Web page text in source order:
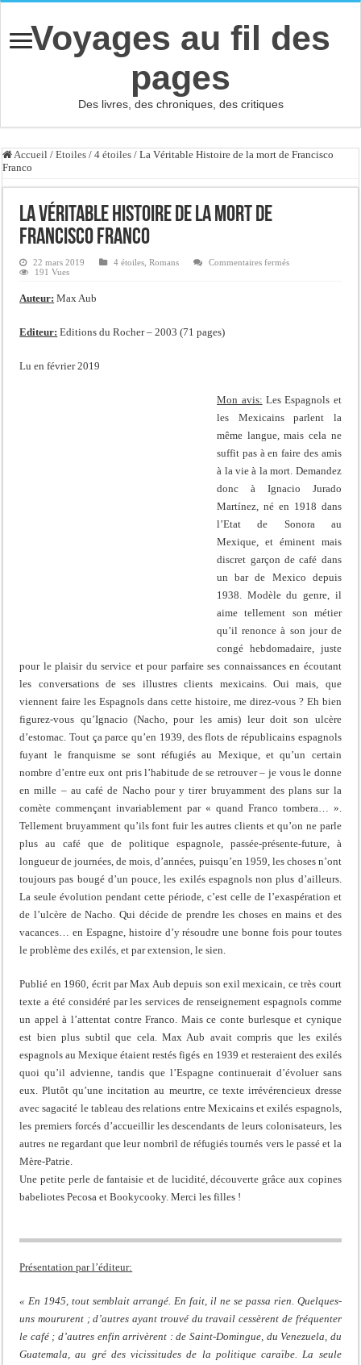
Voyages au fil des
pages
Des livres, des chroniques, des critiques
Accueil / Etoiles / 4 étoiles / La Véritable Histoire de la mort de Francisco
Franco
La Véritable Histoire de la mort de
Francisco Franco
22 mars 2019 4 étoiles ,Romans Commentaires ferméssur
191 Vues
Auteur: Max Aub
Editeur: Editions du Rocher – 2003 (71 pages)
Lu en février 2019
Mon avis: Les Espagnols et
les Mexicains parlent la
même langue, mais cela ne
suffit pas à en faire des amis
à la vie à la mort. Demandez
donc à Ignacio Jurado
Martínez, né en 1918 dans
l’Etat de Sonora au
Mexique, et éminent mais
discret garçon de café dans
un bar de Mexico depuis
1938. Modèle du genre, il
aime tellement son métier
qu’il renonce à son jour de
congé hebdomadaire, juste
pour le plaisir du service et pour parfaire ses connaissances en écoutant
les conversations de ses illustres clients mexicains. Oui mais, que
viennent faire les Espagnols dans cette histoire, me direz-vous ? Eh bien
figurez-vous qu’Ignacio (Nacho, pour les amis) leur doit son ulcère
d’estomac. Tout ça parce qu’en 1939, des flots de républicains espagnols
fuyant le franquisme se sont réfugiés au Mexique, et qu’un certain
nombre d’entre eux ont pris l’habitude de se retrouver – je vous le donne
en mille – au café de Nacho pour y tirer bruyamment des plans sur la
comète commençant invariablement par « quand Franco tombera… ».
Tellement bruyamment qu’ils font fuir les autres clients et qu’on ne parle
plus au café que de politique espagnole, passée-présente-future, à
longueur de journées, de mois, d’années, puisqu’en 1959, les choses n’ont
toujours pas bougé d’un pouce, les exilés espagnols non plus d’ailleurs.
La seule évolution pendant cette période, c’est celle de l’exaspération et
de l’ulcère de Nacho. Qui décide de prendre les choses en mains et des
vacances… en Espagne, histoire d’y résoudre une bonne fois pour toutes
le problème des exilés, et par extension, le sien.
Publié en 1960, écrit par Max Aub depuis son exil mexicain, ce très court
texte a été considéré par les services de renseignement espagnols comme
un appel à l’attentat contre Franco. Mais ce conte burlesque et cynique
est bien plus subtil que cela. Max Aub avait compris que les exilés
espagnols au Mexique étaient restés figés en 1939 et resteraient des exilés
quoi qu’il advienne, tandis que l’Espagne continuerait d’évoluer sans
eux. Plutôt qu’une incitation au meurtre, ce texte irrévérencieux dresse
avec sagacité le tableau des relations entre Mexicains et exilés espagnols,
les premiers forcés d’accueillir les descendants de leurs colonisateurs, les
autres ne regardant que leur nombril de réfugiés tournés vers le passé et la
Mère-Patrie.
Une petite perle de fantaisie et de lucidité, découverte grâce aux copines
babeliotes Pecosa et Bookycooky. Merci les filles !
Présentation par l’éditeur:
« En 1945, tout semblait arrangé. En fait, il ne se passa rien. Quelques-
uns moururent ; d’autres ayant trouvé du travail cessèrent de fréquenter
le café ; d’autres enfin arrivèrent : de Saint-Domingue, du Venezuela, du
Guatemala, au gré des vicissitudes de la politique caraïbe. La seule